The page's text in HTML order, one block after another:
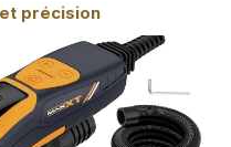
précision